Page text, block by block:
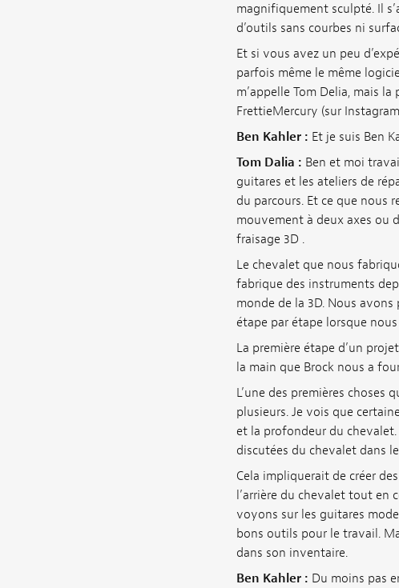
magnifiquement sculpté. Il
d’outils sans courbes ni
Et si vous avez un peu
parfois même le même
m’appelle Tom Delia, mais
FrettieMercury (sur
Ben Kahler : Et je suis Ben
Tom Dalia : Ben et moi
guitares et les ateliers de
du parcours. Et ce que nous
mouvement à deux axes ou
fraisage 3D .
Le chevalet que nous
fabrique des instruments
monde de la 3D. Nous
étape par étape lorsque
La première étape d’un
la main que Brock nous a
L’une des premières choses
plusieurs. Je vois que
et la profondeur du
discutées du chevalet dans
Cela impliquerait de créer
l’arrière du chevalet tout en
voyons sur les guitares
bons outils pour le travail.
dans son inventaire.
Ben Kahler : Du moins pas